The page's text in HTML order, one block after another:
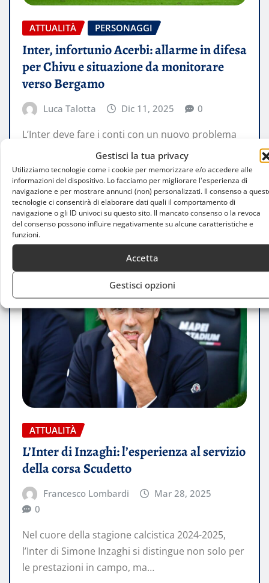
Gestisci la tua privacy
Utilizziamo tecnologie come i cookie per memorizzare e/o accedere alle
informazioni del dispositivo. Lo facciamo per migliorare l'esperienza di
navigazione e per mostrare annunci (non) personalizzati. Il consenso a
tecnologie ci consentirà di elaborare dati quali il comportamento di
navigazione o gli ID univoci su questo sito. Il mancato consenso o la revoca
del consenso possono influire negativamente su alcune caratteristiche e
funzioni.
Accetta
Gestisci opzioni
ATTUALITÀ PERSONAGGI
Inter, infortunio Acerbi: allarme in difesa
per Chivu e situazione da monitorare
verso Bergamo
Luca Talotta Dic 11, 2025 0
L’Inter deve fare i conti con un nuovo problema
in difesa: Francesco Acerbi è costretto allo stop
dopo l’infortunio accusato…
LEGGI TUTTO
ATTUALITÀ
L’Inter di Inzaghi: l’esperienza al servizio
della corsa Scudetto
Francesco Lombardi
Mar 28, 2025
0
Nel cuore della stagione calcistica 2024-2025,
l’Inter di Simone Inzaghi si distingue non solo per
le prestazioni in campo, ma…